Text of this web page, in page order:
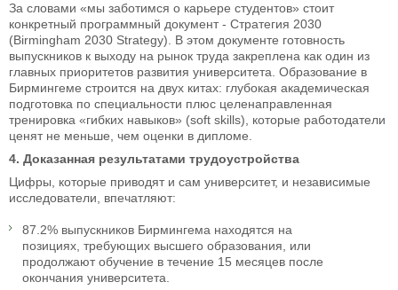
За словами «мы заботимся о карьере студентов» стоит
конкретный программный документ - Стратегия 2030
(Birmingham 2030 Strategy). В этом документе готовность
выпускников к выходу на рынок труда закреплена как один из
главных приоритетов развития университета. Образование в
Бирмингеме строится на двух китах: глубокая академическая
подготовка по специальности плюс целенаправленная
тренировка «гибких навыков» (soft skills), которые работодатели
ценят не меньше, чем оценки в дипломе.
4. Доказанная результатами трудоустройства
Цифры, которые приводят и сам университет, и независимые
исследователи, впечатляют:
87.2% выпускников Бирмингема находятся на
позициях, требующих высшего образования, или
продолжают обучение в течение 15 месяцев после
окончания университета.